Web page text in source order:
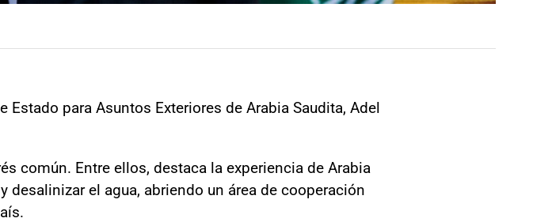
para Asuntos Exteriores de Arabia Saudita, Adel
común. Entre ellos, destaca la experiencia de Arabia
el agua, abriendo un área de cooperación